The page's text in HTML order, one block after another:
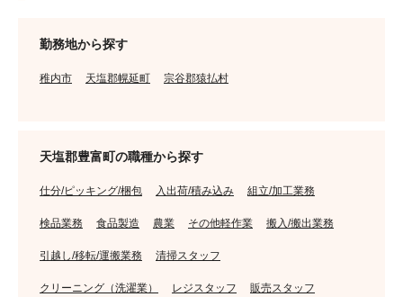
勤務地から探す
稚内市 天塩郡幌延町 宗谷郡猿払村
天塩郡豊富町の職種から探す
仕分/ピッキング/梱包 入出荷/積み込み 組立/加工業務
検品業務 食品製造 農業 その他軽作業 搬入/搬出業務
引越し/移転/運搬業務 清掃スタッフ
クリーニング（洗濯業） レジスタッフ 販売スタッフ